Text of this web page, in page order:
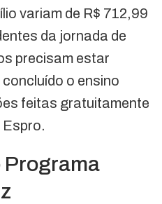
variam de R$ 712,99
da jornada de
precisam estar
o ensino
feitas gratuitamente
Espro.
Programa